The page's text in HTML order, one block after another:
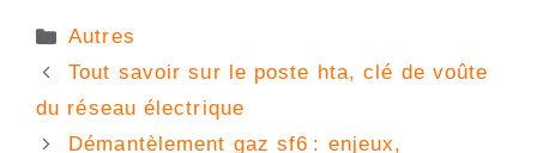
Catégories
Autres
Tout savoir sur le poste hta, clé de voûte
du réseau électrique
Démantèlement gaz sf6 : enjeux,